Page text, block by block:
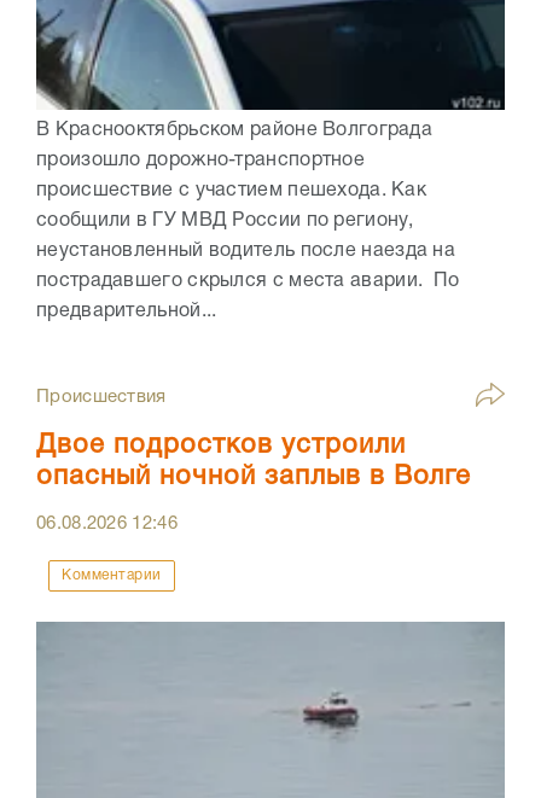
В Краснооктябрьском районе Волгограда
произошло дорожно-транспортное
происшествие с участием пешехода. Как
сообщили в ГУ МВД России по региону,
неустановленный водитель после наезда на
пострадавшего скрылся с места аварии. По
предварительной...
Происшествия
Двое подростков устроили
опасный ночной заплыв в Волге
06.08.2026 12:46
Комментарии